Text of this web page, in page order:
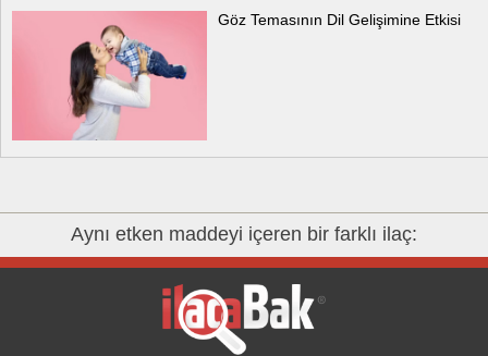
Göz Temasının Dil Gelişimine Etkisi
Aynı etken maddeyi içeren bir farklı ilaç: